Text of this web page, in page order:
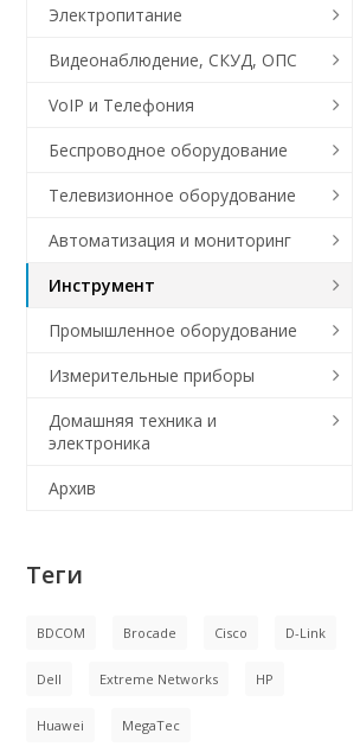
Электропитание
Видеонаблюдение, СКУД, ОПС
VoIP и Телефония
Беспроводное оборудование
Телевизионное оборудование
Автоматизация и мониторинг
Инструмент
Промышленное оборудование
Измерительные приборы
Домашняя техника и
электроника
Архив
Теги
BDCOM Brocade Cisco D-Link
Dell Extreme Networks HP
Huawei MegaTec